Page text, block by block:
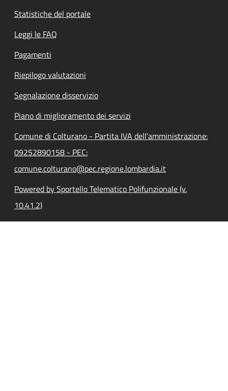
Statistiche del portale
Leggi le FAQ
Pagamenti
Riepilogo valutazioni
Segnalazione disservizio
Piano di miglioramento dei servizi
Comune di Colturano - Partita IVA dell'amministrazione:
09252890158 - PEC:
comune.colturano@pec.regione.lombardia.it
Powered by Sportello Telematico Polifunzionale (v.
10.41.2)